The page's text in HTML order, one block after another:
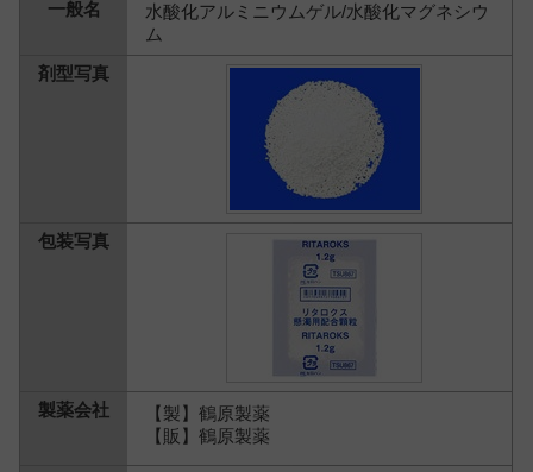
水酸化アルミニウムゲル/水酸化マグネシウ
ム
【製】鶴原製薬
【販】鶴原製薬